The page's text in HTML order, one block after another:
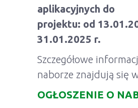
aplikacyjnych do
projektu: od
31.01.2025 r.
Szczegółowe
naborze znajdują się
OGŁOSZENIE O